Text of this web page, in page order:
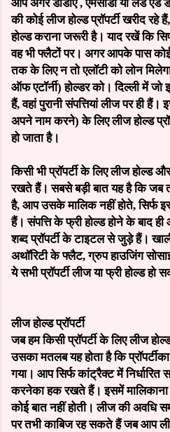
आप अगर डीडीए , एमसीडी या लैंड
की कोई लीज होल्ड प्रॉपर्टी खरीद
होल्ड कराना जरूरी है। याद रखें कि
वह भी फ्लैटों पर। अगर आपके पास
तक के लिए न तो एलॉटी को लोन
ऑफ एटॉर्नी) होल्डर को। दिल्ली में जो
हैं, वहां पुरानी संपत्तियां लीज पर ही
अपने नाम करने) के लिए लीज होल्ड
हो जाता है।
किसी भी प्रॉपर्टी के लिए लीज होल्ड
रखते हैं। सबसे बड़ी बात यह है कि जब
है, आप उसके मालिक नहीं होते, सिर्फ
हैं। संपत्ति के फ्री होल्ड होने के बाद
शब्द प्रॉपर्टी के टाइटल से जुड़े हैं।
अथॉरिटी के फ्लैट, ग्रुप हाउजिंग
ये सभी प्रॉपर्टी लीज या फ्री होल्ड हो
लीज होल्ड प्रॉपर्टी
जबहमकिसीप्रॉपर्टीकेलिएलीज
उसकामतलबयहहोताहैकिप्रॉपर्टी
गया। आपसिर्फकांट्रैक्टमेंनिर्धारित
करनेकाहकरखतेहैं।इसमेंमालिकाना
कोईबातनहींहोती।लीजकीअवधि
परतभीकाबिजरहसकतेहैंजबआप